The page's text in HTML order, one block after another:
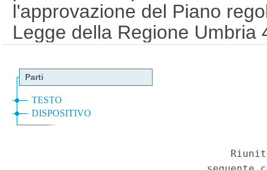
l'approvazione del Piano
Legge della Regione Umbria
materia di entrate e di spese
integrazioni di leggi
Serie Speciale - Corte